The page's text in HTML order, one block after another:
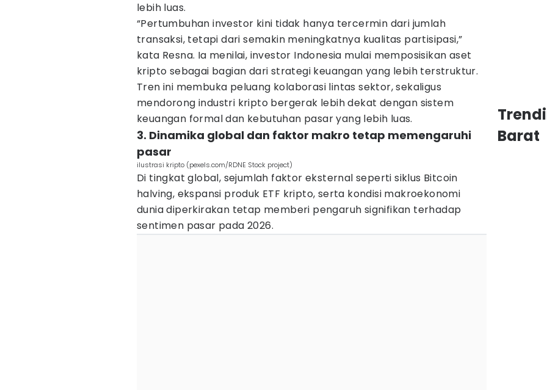
lebih luas.
“Pertumbuhan investor kini tidak hanya tercermin dari jumlah
transaksi, tetapi dari semakin meningkatnya kualitas partisipasi,”
kata Resna. Ia menilai, investor Indonesia mulai memposisikan aset
kripto sebagai bagian dari strategi keuangan yang lebih terstruktur.
Tren ini membuka peluang kolaborasi lintas sektor, sekaligus
mendorong industri kripto bergerak lebih dekat dengan sistem
keuangan formal dan kebutuhan pasar yang lebih luas.
3. Dinamika global dan faktor makro tetap memengaruhi
pasar
ilustrasi kripto (pexels.com/RDNE Stock project)
Di tingkat global, sejumlah faktor eksternal seperti siklus Bitcoin
halving, ekspansi produk ETF kripto, serta kondisi makroekonomi
dunia diperkirakan tetap memberi pengaruh signifikan terhadap
sentimen pasar pada 2026.
Barat